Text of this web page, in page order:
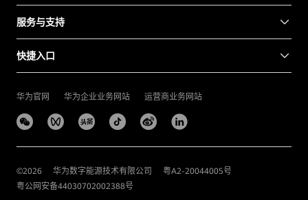
服务与支持
快捷入口
华为官网 华为企业业务网站 运营商业务网站
©2026 华为数字能源技术有限公司
粤A2-20044005号
粤公网安备44030702002388号